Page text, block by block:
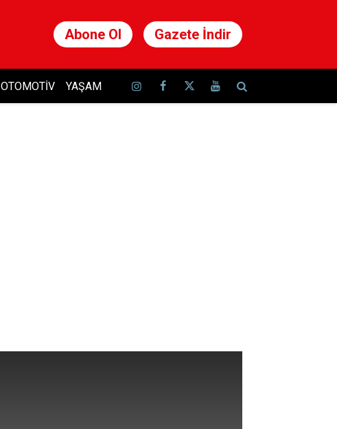
Abone Ol Gazete İndir
OTOMOTIV YAŞAM